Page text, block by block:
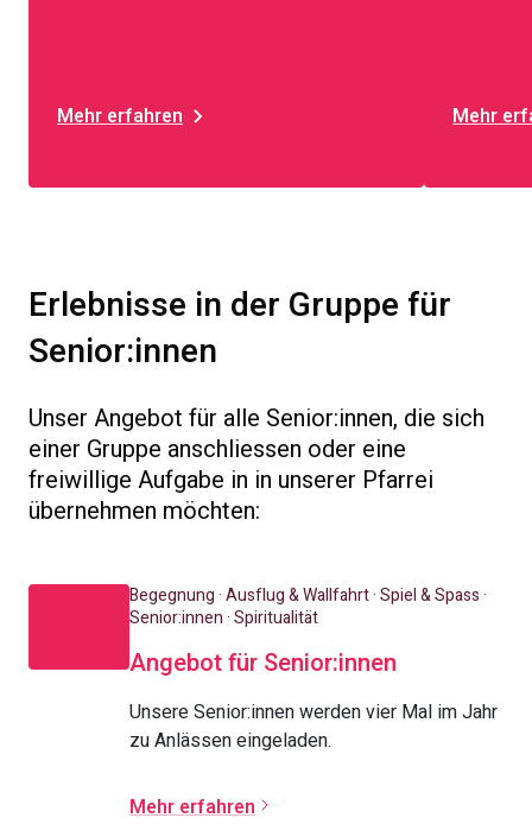
Mehr erfahren Mehr
Erlebnisse in der Gruppe für
Senior:innen
Unser Angebot für alle Senior:innen, die sich
einer Gruppe anschliessen oder eine
freiwillige Aufgabe in in unserer Pfarrei
übernehmen möchten:
Begegnung · Ausflug & Wallfahrt · Spiel & Spass ·
Senior:innen · Spiritualität
Angebot für Senior:innen
Unsere Senior:innen werden vier Mal im Jahr
zu Anlässen eingeladen.
Mehr erfahren